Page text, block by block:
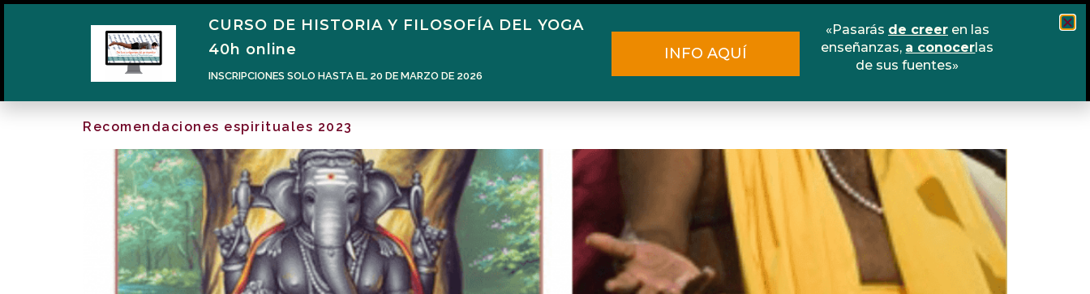
Narén Herrero Blog Cursos Escuela online
Recomendaciones espirituales 2023
CURSO DE HISTORIA Y FILOSOFÍA DEL YOGA
40h online
INSCRIPCIONES SOLO HASTA EL 20 DE MARZO DE 2026
INFO AQUÍ
«Pasarás de creeren las
enseñanzas, a conocerlas
de sus fuentes»